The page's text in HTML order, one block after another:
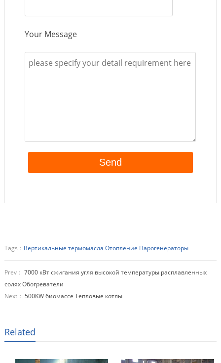
Your Message
Tags： Вертикальные термомасла Отопление Парогенераторы
Prev： 7000 кВт сжигания угля высокой температуры расплавленных
солях Обогреватели
Next： 500KW биомассе Тепловые котлы
Related